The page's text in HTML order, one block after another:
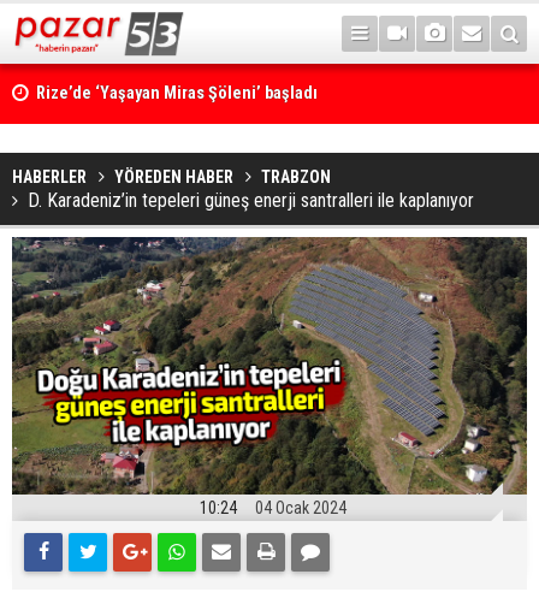
Rize’de ‘Yaşayan Miras Şöleni’ başladı
HABERLER YÖREDEN HABER TRABZON
D. Karadeniz’in tepeleri güneş enerji santralleri ile kaplanıyor
10:24 04 Ocak 2024